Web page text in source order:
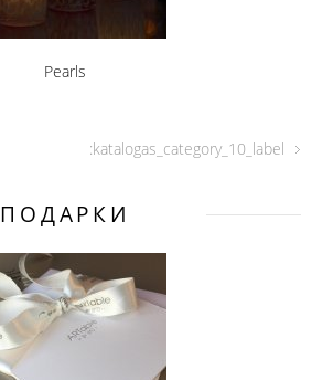
Pearls
:katalogas_category_10_label
ПОДАРКИ